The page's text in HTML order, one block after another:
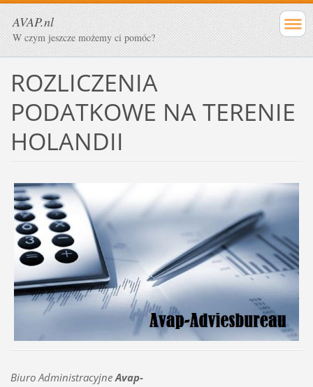
AVAP.nl
W czym jeszcze możemy ci pomóc?
ROZLICZENIA
PODATKOWE NA TERENIE
HOLANDII
Biuro AdministracyjneAvap-